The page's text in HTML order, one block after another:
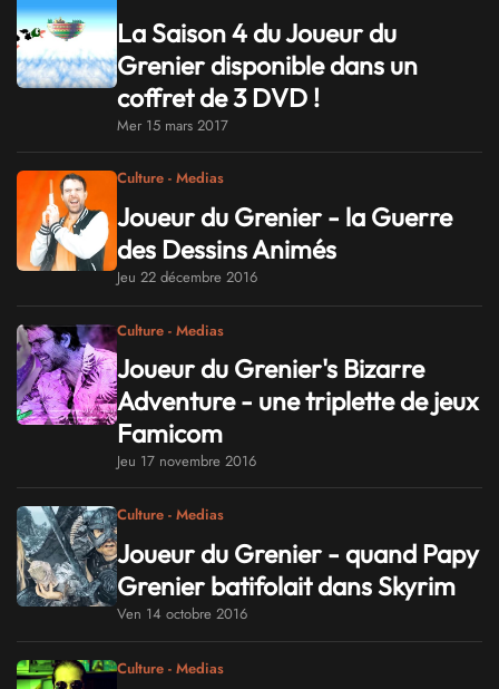
La Saison 4 du Joueur du
Grenier disponible dans un
coffret de 3 DVD !
Mer 15 mars 2017
Culture - Medias
Joueur du Grenier - la Guerre
des Dessins Animés
Jeu 22 décembre 2016
Culture - Medias
Joueur du Grenier's Bizarre
Adventure - une triplette de jeux
Famicom
Jeu 17 novembre 2016
Culture - Medias
Joueur du Grenier - quand Papy
Grenier batifolait dans Skyrim
Ven 14 octobre 2016
Culture - Medias